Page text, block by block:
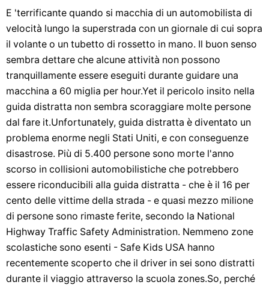
E 'terrificante quando si macchia di un automobilista di
velocità lungo la superstrada con un giornale di cui sopra
il volante o un tubetto di rossetto in mano. Il buon senso
sembra dettare che alcune attività non possono
tranquillamente essere eseguiti durante guidare una
macchina a 60 miglia per hour.Yet il pericolo insito nella
guida distratta non sembra scoraggiare molte persone
dal fare it.Unfortunately, guida distratta è diventato un
problema enorme negli Stati Uniti, e con conseguenze
disastrose. Più di 5.400 persone sono morte l'anno
scorso in collisioni automobilistiche che potrebbero
essere riconducibili alla guida distratta - che è il 16 per
cento delle vittime della strada - e quasi mezzo milione
di persone sono rimaste ferite, secondo la National
Highway Traffic Safety Administration. Nemmeno zone
scolastiche sono esenti - Safe Kids USA hanno
recentemente scoperto che il driver in sei sono distratti
durante il viaggio attraverso la scuola zones.So, perché